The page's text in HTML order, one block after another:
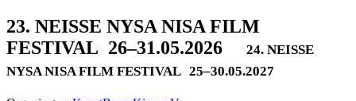
23. NEISSE NYSA NISA FILM
FESTIVAL 26–31.05.2026
24. NEISSE
NYSA NISA FILM FESTIVAL 25–30.05.2027